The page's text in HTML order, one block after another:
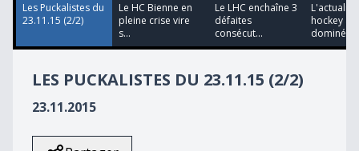
14
seconds
Les Puckalistes du
23.11.15 (2/2)
Le HC Bienne en
pleine crise vire
s...
Le LHC enchaîne 3
défaites
consécut...
hockey a
dominée...
LES PUCKALISTES DU 23.11.15 (2/2)
23.11.2015